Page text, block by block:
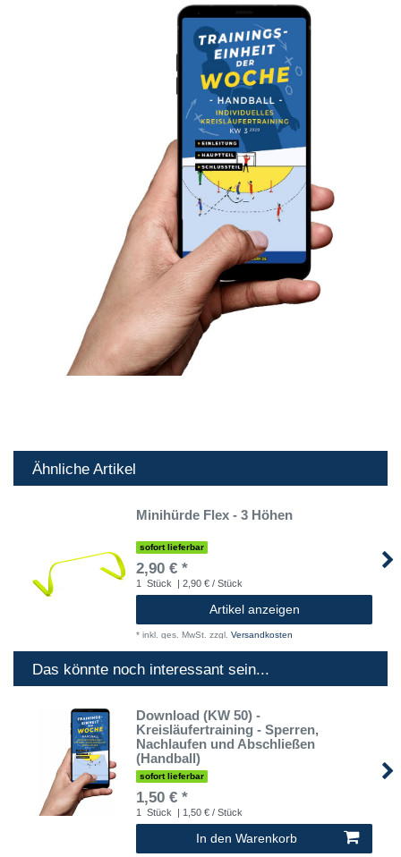
Ähnliche Artikel
Minihürde Flex - 3 Höhen
sofort lieferbar
2,90 € *
1 Stück | 2,90 € / Stück
Artikel anzeigen
* inkl. ges. MwSt. zzgl. Versandkosten
Das könnte noch interessant sein...
Download (KW 50) -
Kreisläufertraining - Sperren,
Nachlaufen und Abschließen
(Handball)
sofort lieferbar
1,50 € *
1 Stück | 1,50 € / Stück
In den Warenkorb